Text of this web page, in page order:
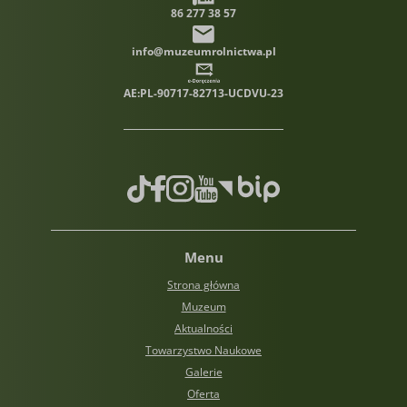
86 277 38 57
info@muzeumrolnictwa.pl
AE:PL-90717-82713-UCDVU-23
TikTokFacebook
Instagram
Youtube
Biuletyn informacji
Menu
Strona główna
Muzeum
Aktualności
Towarzystwo Naukowe
Galerie
Oferta